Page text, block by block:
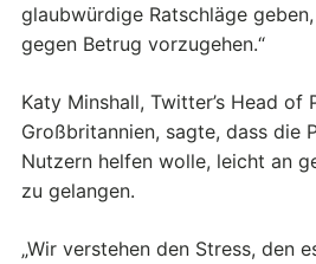
glaubwürdige Ratschläge
gegen Betrug vorzugehen.“
Katy Minshall, Twitter’s Head of
Großbritannien, sagte, dass die
Nutzern helfen wolle, leicht an
zu gelangen.
„Wir verstehen den Stress, den